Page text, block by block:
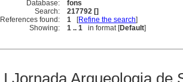
Database:
fons
Search:
217792 []
References found:
1 [Refine the search]
Showing:
1 .. 1 in format [Default]
I Jornada Arqueologia de